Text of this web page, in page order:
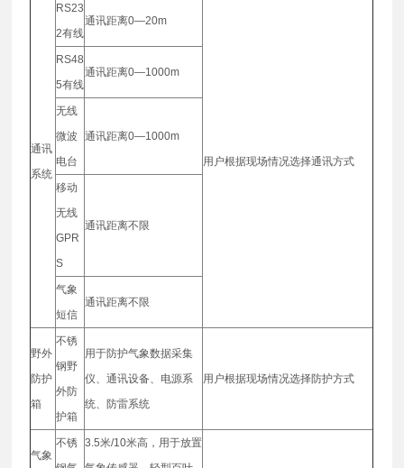
通讯
系统
RS23
2有线
通讯距离0—20m
用户根据现场情况选择通讯方式
RS48
5有线
通讯距离0—1000m
无线
微波
电台
通讯距离0—1000m
移动
无线
GPR
S
通讯距离不限
气象
短信
通讯距离不限
野外
防护
箱
不锈
钢野
外防
护箱
用于防护气象数据采集
仪、通讯设备、电源系
统、防雷系统
用户根据现场情况选择防护方式
气象
不锈
3.5米/10米高，用于放置